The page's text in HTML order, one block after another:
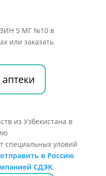
5 МГ №10 в
или заказать
специальных уловий
отправить в Россию
СДЭК.